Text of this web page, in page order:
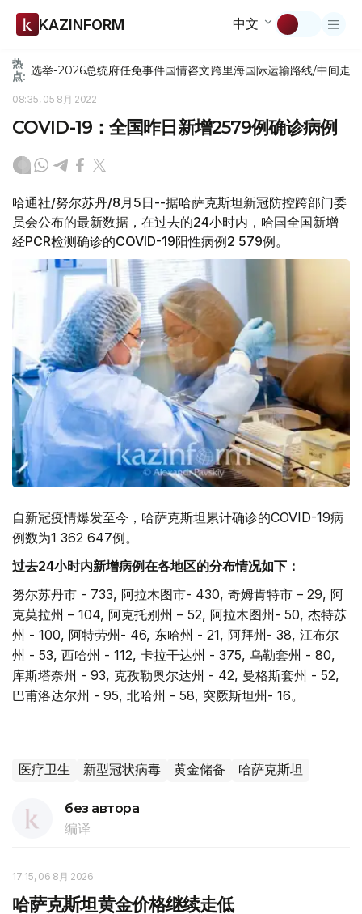
KAZINFORM 中文
热
点: 选举-2026总统府任免事件国情咨文跨里海国际运输路线/中间走廊
08:35, 05 8月 2022
COVID-19：全国昨日新增2579例确诊病例
哈通社/努尔苏丹/8月5日--据哈萨克斯坦新冠防控跨部门委
员会公布的最新数据，在过去的24小时内，哈国全国新增
经PCR检测确诊的COVID-19阳性病例2 579例。
自新冠疫情爆发至今，哈萨克斯坦累计确诊的COVID-19病
例数为1 362 647例。
过去24小时内新增病例在各地区的分布情况如下：
努尔苏丹市 - 733, 阿拉木图市- 430, 奇姆肯特市 – 29, 阿
克莫拉州 – 104, 阿克托别州 – 52, 阿拉木图州- 50, 杰特苏
州 - 100, 阿特劳州- 46, 东哈州 - 21, 阿拜州- 38, 江布尔
州 - 53, 西哈州 - 112, 卡拉干达州 - 375, 乌勒套州 - 80,
库斯塔奈州 - 93, 克孜勒奥尔达州 - 42, 曼格斯套州 - 52,
巴甫洛达尔州 - 95, 北哈州 - 58, 突厥斯坦州- 16。
医疗卫生 新型冠状病毒 黄金储备 哈萨克斯坦
без автора
编译
17:15, 06 8月 2026
哈萨克斯坦黄金价格继续走低